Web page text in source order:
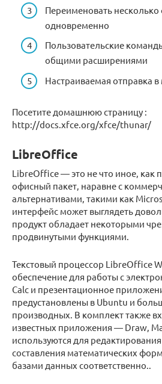
Переименовать
одновременно
Пользовательские
общими расширениями
Настраиваемая отправка
Посетите домашнюю страницу :
http://docs.xfce.org/xfce/thunar/
LibreOffice
LibreOffice — это не что иное, как
офисный пакет, наравне с
альтернативами, такими как
интерфейс может выглядеть
продукт обладает некоторыми
продвинутыми функциями.
Текстовый процессор LibreOffice
обеспечение для работы с
Calc и презентационное
предустановлены в Ubuntu и
производных. В комплект также
известных приложения — Draw,
используются для
составления математических
базами данных соответственно..